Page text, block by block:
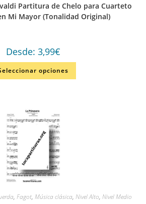
Partitura de Chelo para Cuarteto
Mi Mayor (Tonalidad Original)
Desde: 3,99€
opciones
, Fagot, Música clásica, Nivel Alto, Nivel Medio